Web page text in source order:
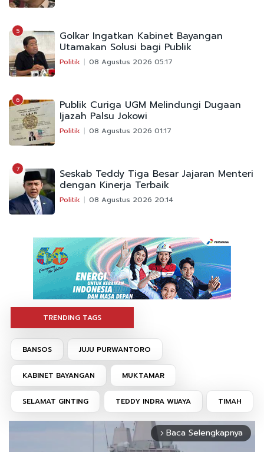
5 Golkar Ingatkan Kabinet Bayangan
Utamakan Solusi bagi Publik
Politik 08 Agustus 2026 05:17
6 Publik Curiga UGM Melindungi Dugaan
Ijazah Palsu Jokowi
Politik 08 Agustus 2026 01:17
7 Seskab Teddy Tiga Besar Jajaran Menteri
dengan Kinerja Terbaik
Politik 08 Agustus 2026 20:14
TRENDING TAGS
BANSOS JUJU PURWANTORO
KABINET BAYANGAN MUKTAMAR
SELAMAT GINTING TEDDY INDRA WIJAYA TIMAH
arrow_forward_ios Baca Selengkapnya